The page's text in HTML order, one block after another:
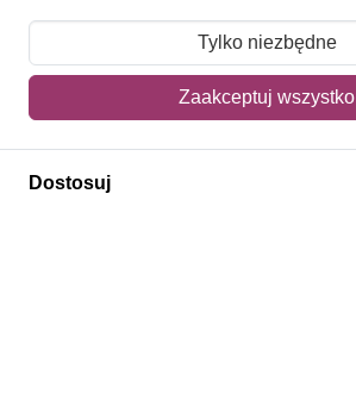
Polecamy
Tylko niezbędne
Zaakceptuj wszystko
Dostosuj